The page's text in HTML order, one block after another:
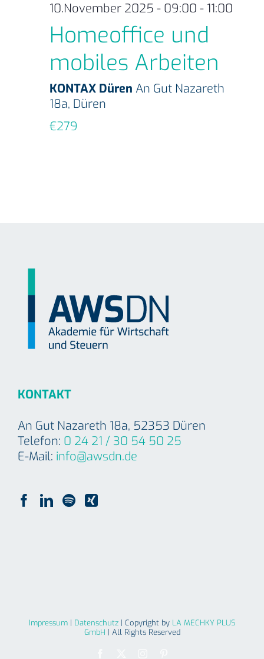
10.November 2025 - 09:00 - 11:00
Homeoffice und
mobiles Arbeiten
KONTAX Düren An Gut Nazareth
18a, Düren
€279
KONTAKT
An Gut Nazareth 18a, 52353 Düren
Telefon: 0 24 21 / 30 54 50 25
E-Mail: info@awsdn.de
Impressum Datenschutz | Copyright by LA MECHKY PLUS
GmbH | All Rights Reserved